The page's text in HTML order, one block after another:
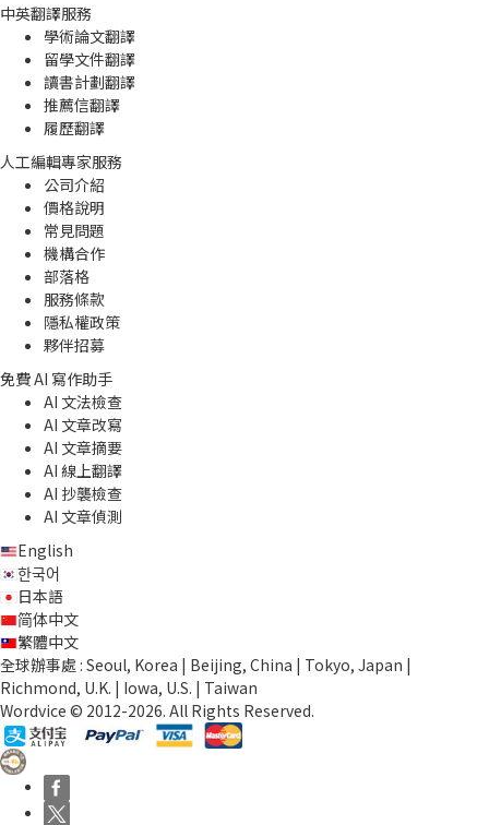
中英翻譯服務
學術論文翻譯
留學文件翻譯
讀書計劃翻譯
推薦信翻譯
履歷翻譯
人工編輯專家服務
公司介紹
價格說明
常見問題
機構合作
部落格
服務條款
隱私權政策
夥伴招募
免費 AI 寫作助手
AI 文法檢查
AI 文章改寫
AI 文章摘要
AI 線上翻譯
AI 抄襲檢查
AI 文章偵測
English
한국어
日本語
简体中文
繁體中文
全球辦事處 : Seoul, Korea | Beijing, China | Tokyo, Japan |
Richmond, U.K. | Iowa, U.S. | Taiwan
Wordvice © 2012-2026. All Rights Reserved.